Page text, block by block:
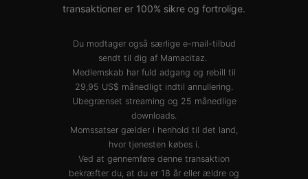
transaktioner er 100% sikre og fortrolige.
Du modtager også særlige e-mail-tilbud
sendt til dig af Mamacitaz.
Medlemskab har fuld adgang og rebill til
29,95 US$ månedligt indtil annullering.
Ubegrænset streaming og 25 månedlige
downloads.
Momssatser gælder i henhold til det land,
hvor tjenesten købes i.
Ved at gennemføre denne transaktion
bekræfter du, at du er 18 år eller ældre og